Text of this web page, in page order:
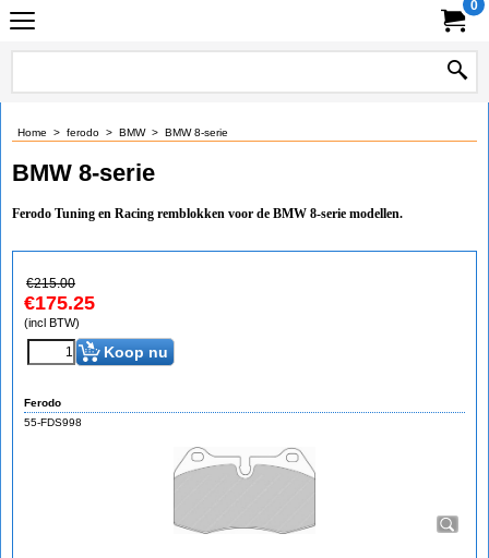
0
Home > ferodo > BMW> BMW 8-serie
BMW 8-serie
Ferodo Tuning en Racing remblokken voor de BMW 8-serie modellen.
€215.00
€175.25
(incl BTW)
Koop nu
Ferodo
55-FDS998